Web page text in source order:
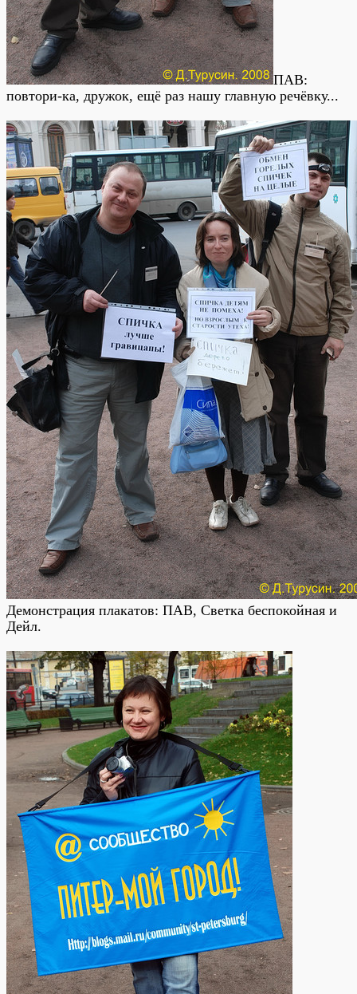
ПАВ:
повтори-ка, дружок, ещё раз нашу главную речёвку...
Демонстрация плакатов: ПАВ, Светка беспокойная и
Дейл.